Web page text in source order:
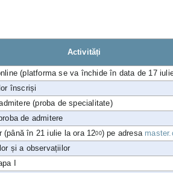
Activități
(platforma se va închide în data de 17
înscriși
(proba de specialitate)
de admitere
(până în 21 iulie la ora 1200) pe adresa
și a observațiilor
I